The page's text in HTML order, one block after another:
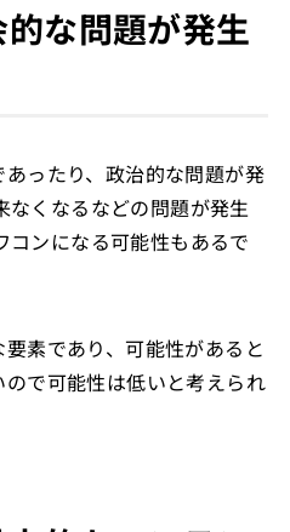
的な問題が発生
ったり、政治的な問題が発
くなるなどの問題が発生
ンになる可能性もあるで
素であり、可能性があると
で可能性は低いと考えられ